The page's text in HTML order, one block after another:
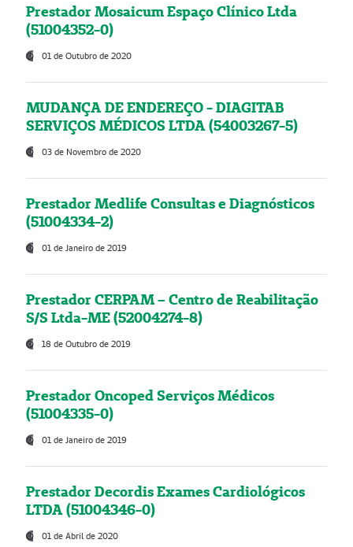
Prestador Mosaicum Espaço Clínico Ltda
(51004352-0)
01 de Outubro de 2020
MUDANÇA DE ENDEREÇO - DIAGITAB
SERVIÇOS MÉDICOS LTDA (54003267-5)
03 de Novembro de 2020
Prestador Medlife Consultas e Diagnósticos
(51004334-2)
01 de Janeiro de 2019
Prestador CERPAM – Centro de Reabilitação
S/S Ltda-ME (52004274-8)
18 de Outubro de 2019
Prestador Oncoped Serviços Médicos
(51004335-0)
01 de Janeiro de 2019
Prestador Decordis Exames Cardiológicos
LTDA (51004346-0)
01 de Abril de 2020